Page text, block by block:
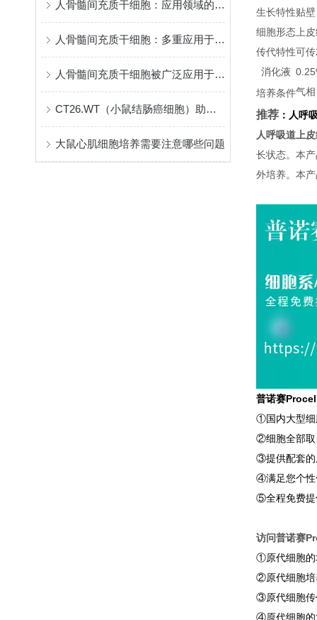
人骨髓间充质干细胞：应用领域的突破与前景
人骨髓间充质干细胞：多重应用于医学领域的神奇细胞
人骨髓间充质干细胞被广泛应用于组织工程
CT26.WT（小鼠结肠癌细胞）助力结肠癌治疗新进展
大鼠心肌细胞培养需要注意哪些问题
生长特性贴壁
细胞形态 上
传代特性可
消化液
培养条件气
推荐 ： 人呼
人呼吸道上
长状态。本
外培养。本
普诺赛
①国内大型细
②细胞全部取
③提供配套的
④满足您个性
⑤全程免费提
访问普诺赛
①原代细胞的
②原代细胞培
③原代细胞传
④原代细胞的